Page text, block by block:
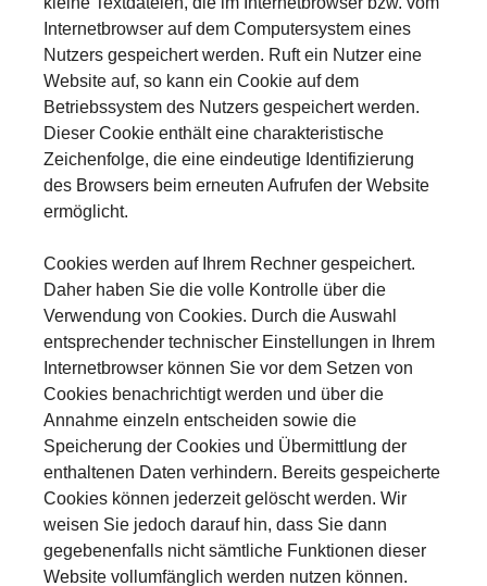
Internetbrowser auf dem Computersystem eines
Nutzers gespeichert werden. Ruft ein Nutzer eine
Website auf, so kann ein Cookie auf dem
Betriebssystem des Nutzers gespeichert werden.
Dieser Cookie enthält eine charakteristische
Zeichenfolge, die eine eindeutige Identifizierung
des Browsers beim erneuten Aufrufen der Website
ermöglicht.
Cookies werden auf Ihrem Rechner gespeichert.
Daher haben Sie die volle Kontrolle über die
Verwendung von Cookies. Durch die Auswahl
entsprechender technischer Einstellungen in Ihrem
Internetbrowser können Sie vor dem Setzen von
Cookies benachrichtigt werden und über die
Annahme einzeln entscheiden sowie die
Speicherung der Cookies und Übermittlung der
enthaltenen Daten verhindern. Bereits gespeicherte
Cookies können jederzeit gelöscht werden. Wir
weisen Sie jedoch darauf hin, dass Sie dann
gegebenenfalls nicht sämtliche Funktionen dieser
Website vollumfänglich werden nutzen können.